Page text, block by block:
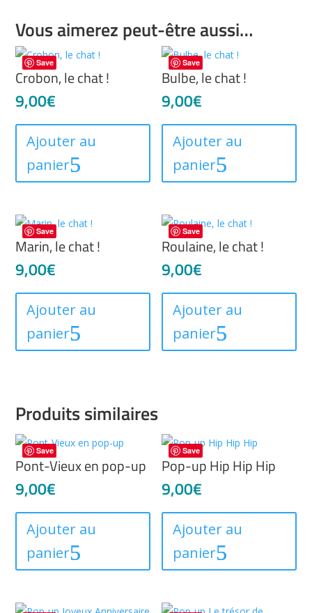
Vous aimerez peut-être aussi…
Save
Crobon, le chat !
9,00€
Ajouter au
panier
Save
Bulbe, le chat !
9,00€
Ajouter au
panier
Save
Marin, le chat !
9,00€
Ajouter au
panier
Save
Roulaine, le chat !
9,00€
Ajouter au
panier
Produits similaires
Save
Pont-Vieux en pop-up
9,00€
Ajouter au
panier
Save
Pop-up Hip Hip Hip
9,00€
Ajouter au
panier